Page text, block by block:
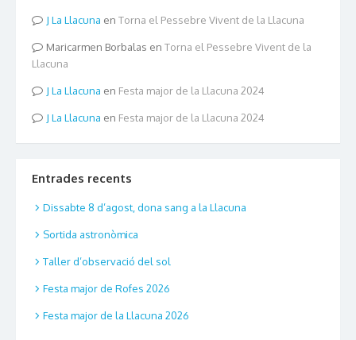
La Llacuna en Torna el Pessebre Vivent de la Llacuna
Maricarmen Borbalas en Torna el Pessebre Vivent de la
Llacuna
La Llacuna en Festa major de la Llacuna 2024
La Llacuna en Festa major de la Llacuna 2024
Entrades recents
Dissabte 8 d’agost, dona sang a la Llacuna
Sortida astronòmica
Taller d’observació del sol
Festa major de Rofes 2026
Festa major de la Llacuna 2026